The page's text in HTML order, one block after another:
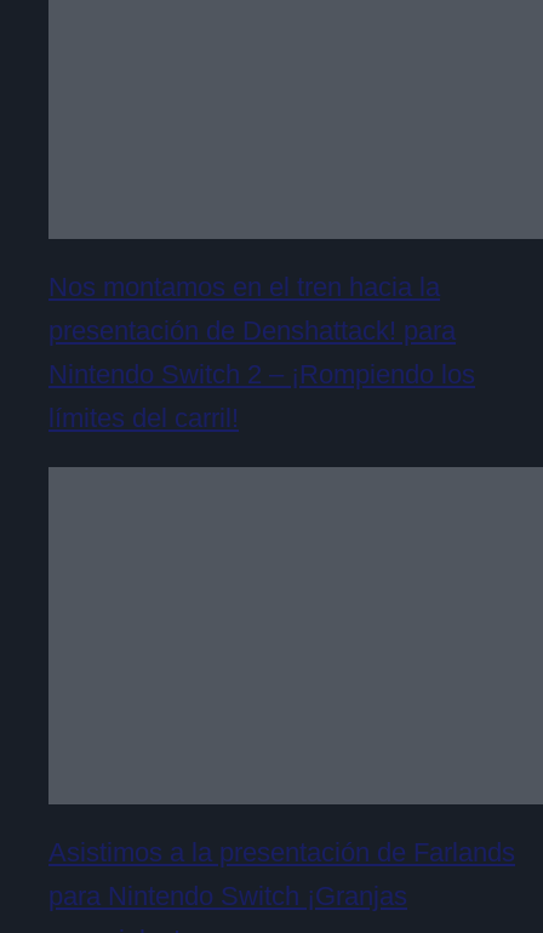
Nos montamos en el tren hacia la
presentación de Denshattack! para
Nintendo Switch 2 – ¡Rompiendo los
límites del carril!
Asistimos a la presentación de Farlands
para Nintendo Switch ¡Granjas